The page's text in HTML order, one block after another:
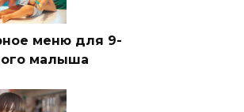
меню для 9-
малыша